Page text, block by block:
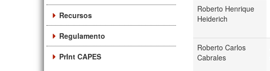
Recursos
Regulamento
PrInt CAPES
Roberto Henrique
Heiderich
Roberto Carlos
Cabrales